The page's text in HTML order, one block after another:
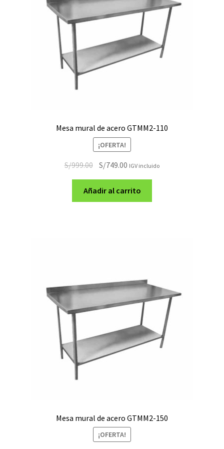
Mesa mural de acero GTMM2-110
¡OFERTA!
S/999.00 El
precio
original
era:
S/749.00 El
precio
actual
es:
IGV incluido
Añadir al carrito
Mesa mural de acero GTMM2-150
¡OFERTA!